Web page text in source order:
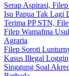
Serap Aspirasi,
Isu Papua Tak Lagi
Terima PP STN,
Filep Wamafma
Agraria
Filep Soroti
Kasus Illegal
Singgung Soal